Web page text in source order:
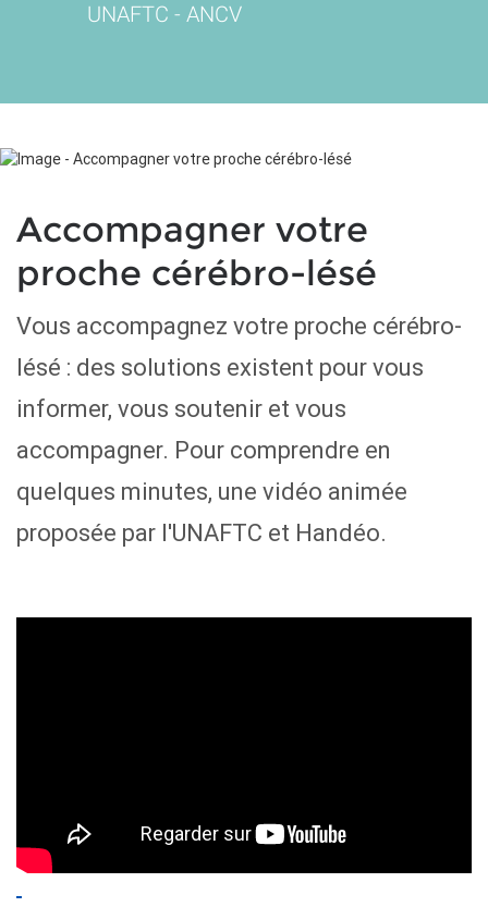
UNAFTC - ANCV
Accompagner votre
proche cérébro-lésé
Vous accompagnez votre proche cérébro-
lésé : des solutions existent pour vous
informer, vous soutenir et vous
accompagner. Pour comprendre en
quelques minutes, une vidéo animée
proposée par l'UNAFTC et Handéo.